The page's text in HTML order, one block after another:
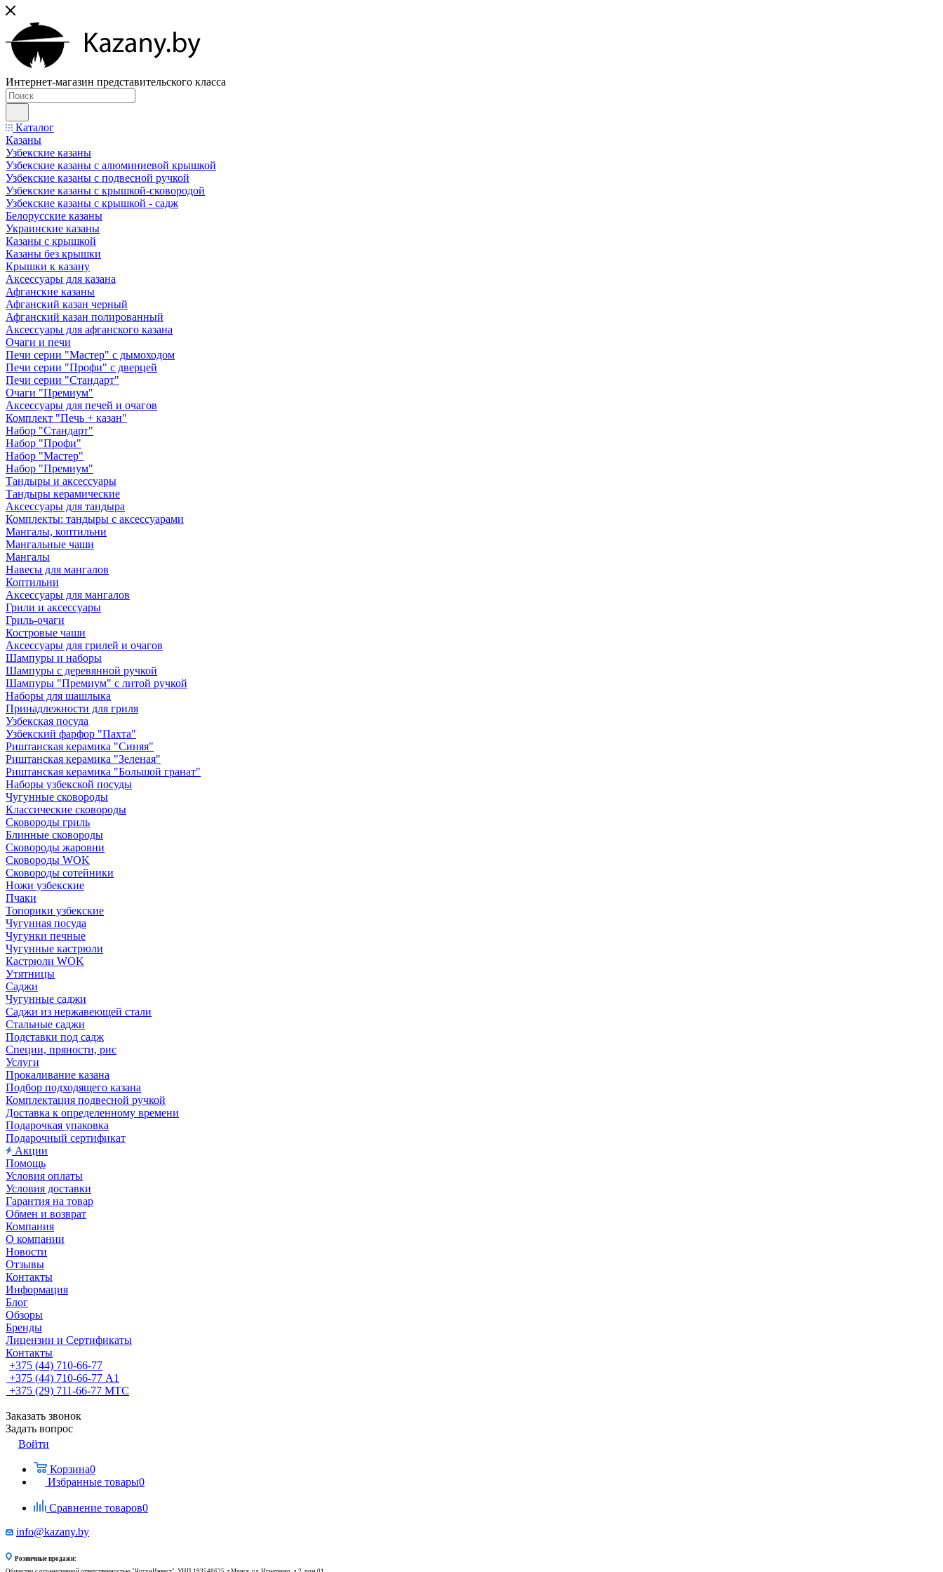
Интернет-магазин представительского класса
Каталог
Казаны
Узбекские казаны
Узбекские казаны с алюминиевой крышкой
Узбекские казаны с подвесной ручкой
Узбекские казаны с крышкой-сковородой
Узбекские казаны с крышкой - садж
Белорусские казаны
Украинские казаны
Казаны с крышкой
Казаны без крышки
Крышки к казану
Аксессуары для казана
Афганские казаны
Афганский казан черный
Афганский казан полированный
Аксессуары для афганского казана
Очаги и печи
Печи серии "Мастер" с дымоходом
Печи серии "Профи" с дверцей
Печи серии "Стандарт"
Очаги "Премиум"
Аксессуары для печей и очагов
Комплект "Печь + казан"
Набор "Стандарт"
Набор "Профи"
Набор "Мастер"
Набор "Премиум"
Тандыры и аксессуары
Тандыры керамические
Аксессуары для тандыра
Комплекты: тандыры с аксессуарами
Мангалы, коптильни
Мангальные чаши
Мангалы
Навесы для мангалов
Коптильни
Аксессуары для мангалов
Грили и аксессуары
Гриль-очаги
Костровые чаши
Аксессуары для грилей и очагов
Шампуры и наборы
Шампуры с деревянной ручкой
Шампуры "Премиум" с литой ручкой
Наборы для шашлыка
Принадлежности для гриля
Узбекская посуда
Узбекский фарфор "Пахта"
Риштанская керамика "Синяя"
Риштанская керамика "Зеленая"
Риштанская керамика "Большой гранат"
Наборы узбекской посуды
Чугунные сковороды
Классические сковороды
Сковороды гриль
Блинные сковороды
Сковороды жаровни
Сковороды WOK
Сковороды сотейники
Ножи узбекские
Пчаки
Топорики узбекские
Чугунная посуда
Чугунки печные
Чугунные кастрюли
Кастрюли WOK
Утятницы
Саджи
Чугунные саджи
Саджи из нержавеющей стали
Стальные саджи
Подставки под садж
Специи, пряности, рис
Услуги
Прокаливание казана
Подбор подходящего казана
Комплектация подвесной ручкой
Доставка к определенному времени
Подарочкая упаковка
Подарочный сертификат
Акции
Помощь
Условия оплаты
Условия доставки
Гарантия на товар
Обмен и возврат
Компания
О компании
Новости
Отзывы
Контакты
Информация
Блог
Обзоры
Бренды
Лицензии и Сертификаты
Контакты
+375 (44) 710-66-77
+375 (44) 710-66-77 А1
+375 (29) 711-66-77 МТС
Заказать звонок
Задать вопрос
Войти
Корзина0
Избранные товары0
Сравнение товаров0
info@kazany.by
Розничные продажи: